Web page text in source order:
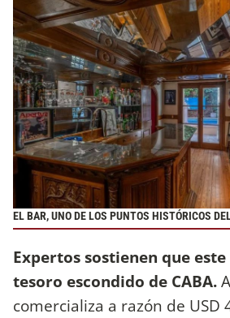
EL BAR, UNO DE LOS PUNTOS HISTÓRICOS
Expertos sostienen que este
tesoro escondido de CABA.
comercializa a razón de USD